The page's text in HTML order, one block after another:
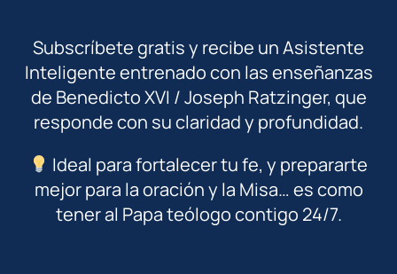
Subscríbete gratis y recibe un Asistente
Inteligente entrenado con las enseñanzas
de Benedicto XVI / Joseph Ratzinger, que
responde con su claridad y profundidad.
Ideal para fortalecer tu fe, y prepararte
mejor para la oración y la Misa… es como
tener al Papa teólogo contigo 24/7.